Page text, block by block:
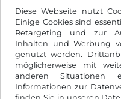
Diese Webseite nutzt
Einige Cookies sind
Retargeting und zur
Inhalten und Werbung
genutzt werden.
möglicherweise mit
anderen Situationen
Informationen zur
Alle Preise inkl.
US$USD